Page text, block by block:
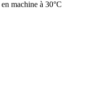
machine à 30°C